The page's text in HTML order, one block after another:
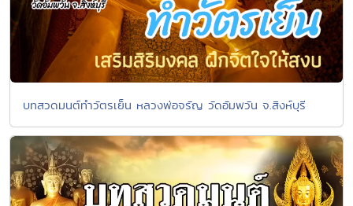
บทสวดมนต์ทำวัตรเย็น หลวงพ่อจรัญ วัดอัมพวัน จ.สิงห์บุรี